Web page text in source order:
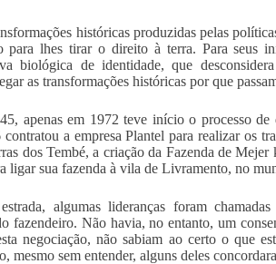
históricas produzidas pelas
para lhes tirar o direito à terra. Para seus
biológica de identidade, que
as transformações históricas por que
apenas em 1972 teve início o processo de
a empresa Plantel para realizar os
dos Tembé, a criação da Fazenda de
ligar sua fazenda à vila de Livramento, no
algumas lideranças foram
fazendeiro. Não havia, no entanto, um
negociação, não sabiam ao certo o que
mesmo sem entender, alguns deles